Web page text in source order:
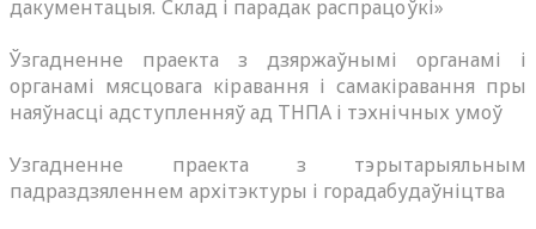
дакументацыя. Склад і парадак распрацоўкі»
Ўзгадненне праекта з дзяржаўнымі органамі і
органамі мясцовага кіравання і самакіравання пры
наяўнасці адступленняў ад ТНПА і тэхнічных умоў
Узгадненне праекта з тэрытарыяльным
падраздзяленнем архітэктуры і горадабудаўніцтва